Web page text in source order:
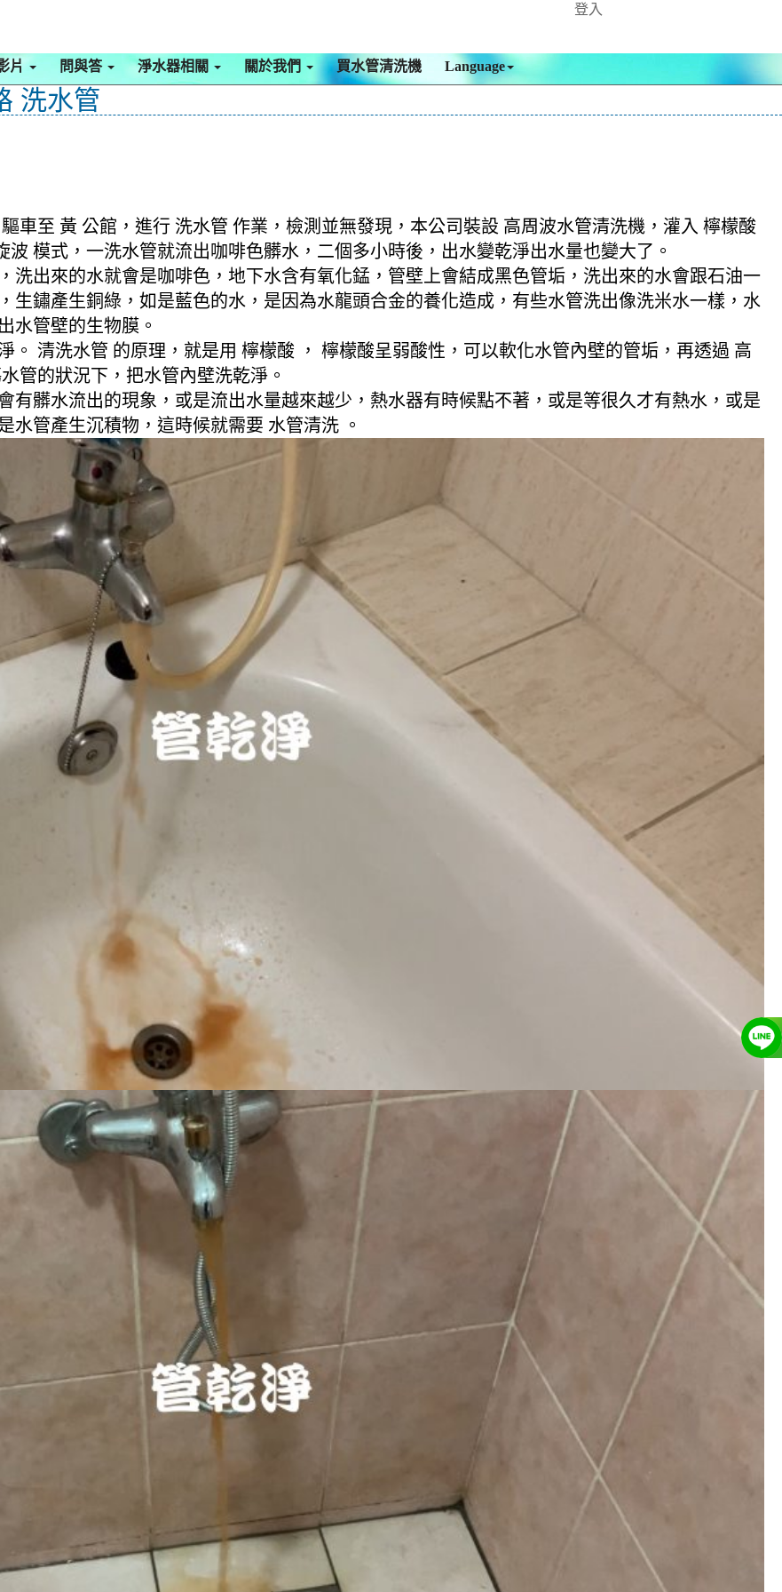
登入
片 問與答 淨水器相關 關於我們 買水管清洗機 Language
洗水管
車至 黃 公館，進行 洗水管 作業，檢測並無發現，本公司裝設 高周波水管清洗機，灌入 檸檬酸
模式，一洗水管就流出咖啡色髒水，二個多小時後，出水變乾淨出水量也變大了。
洗出來的水就會是咖啡色，地下水含有氧化錳，管壁上會結成黑色管垢，洗出來的水會跟石油一
生鏽產生銅綠，如是藍色的水，是因為水龍頭合金的養化造成，有些水管洗出像洗米水一樣，水
水管壁的生物膜。
。 清洗水管 的原理，就是用 檸檬酸 ， 檸檬酸呈弱酸性，可以軟化水管內壁的管垢，再透過 高
管的狀況下，把水管內壁洗乾淨。
有髒水流出的現象，或是流出水量越來越少，熱水器有時候點不著，或是等很久才有熱水，或是
管產生沉積物，這時候就需要 水管清洗 。